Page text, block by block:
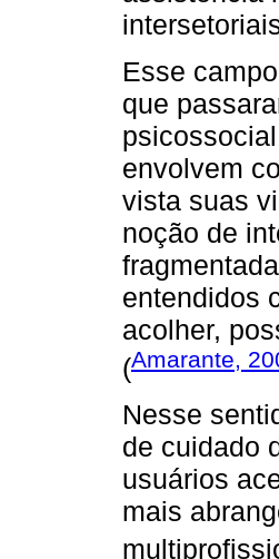
Esse
que
envolvem
vista suas
noção de
entendidos
acolher,
(Amarante,
Nesse
de cuidado
usuários
mais